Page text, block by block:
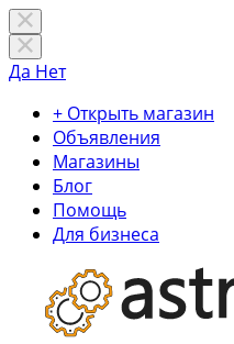
Да Нет
+ Открыть магазин
Объявления
Магазины
Блог
Помощь
Для бизнеса